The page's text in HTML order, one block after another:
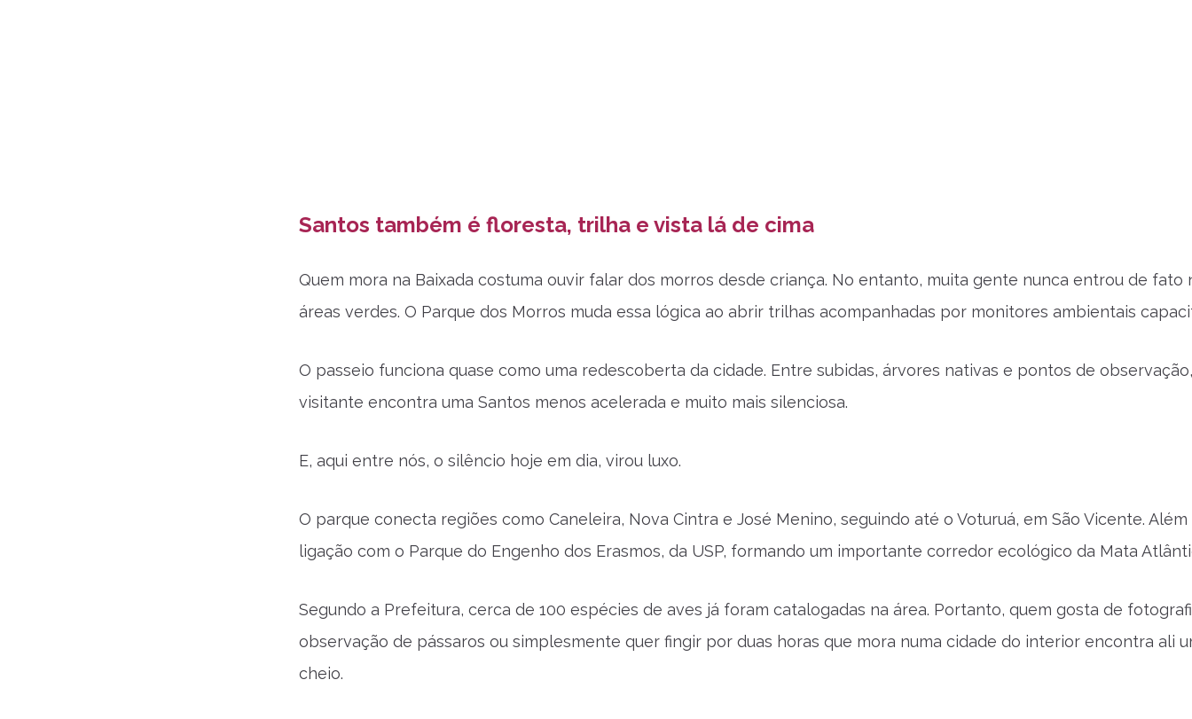
Santos também é floresta, trilha e vista lá de cima
Quem mora na Baixada costuma ouvir falar dos morros desde criança. No entanto, muita gente nunca entrou de fato
áreas verdes. O Parque dos Morros muda essa lógica ao abrir trilhas acompanhadas por monitores ambientais
O passeio funciona quase como uma redescoberta da cidade. Entre subidas, árvores nativas e pontos de
visitante encontra uma Santos menos acelerada e muito mais silenciosa.
E, aqui entre nós, o silêncio hoje em dia, virou luxo.
O parque conecta regiões como Caneleira, Nova Cintra e José Menino, seguindo até o Voturuá, em São Vicente. Além
ligação com o Parque do Engenho dos Erasmos, da USP, formando um importante corredor ecológico da Mata
Segundo a Prefeitura, cerca de 100 espécies de aves já foram catalogadas na área. Portanto, quem gosta de
observação de pássaros ou simplesmente quer fingir por duas horas que mora numa cidade do interior encontra ali
cheio.